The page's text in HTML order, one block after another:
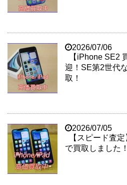
2026/07/06
【iPhone SE2
迎！SE第2世代
取！
2026/07/05
【スピード査
で買取しました